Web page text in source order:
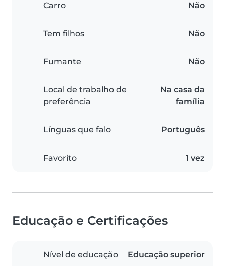
Carro Não
Tem filhos Não
Fumante Não
Local de trabalho de
preferência
Na casa da
família
Línguas que falo Português
Favorito 1 vez
Educação e Certificações
Nível de educação Educação superior